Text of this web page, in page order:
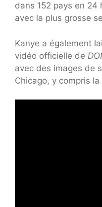
dans 152 pays en
avec la plus grosse
Kanye a également
vidéo officielle de
avec des images de
Chicago, y compris